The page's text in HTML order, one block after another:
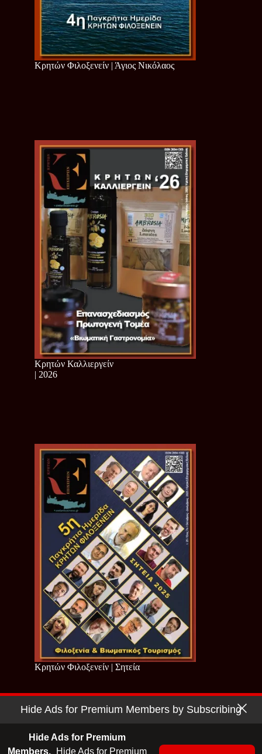
Κρητών Φιλοξενείν | Άγιος Νικόλαος
Κρητών Καλλιεργείν
| 2026
Κρητών Φιλοξενείν | Σητεία
Copyright © 2026 - Cretan Business | Κρητών Επιχειρείν
Hide Ads for Premium Members by Subscribing
Hide Ads for Premium
Members.
Hide Ads for Premium